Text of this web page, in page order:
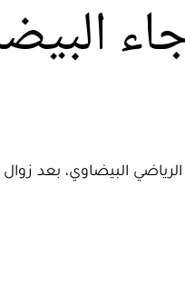
البيضاوي، بعد